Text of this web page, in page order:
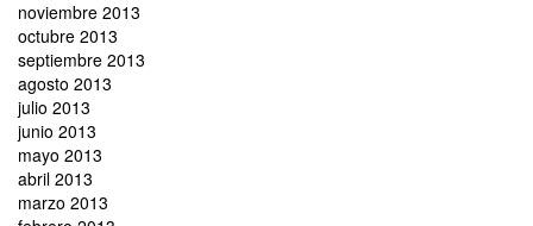
noviembre 2013
octubre 2013
septiembre 2013
agosto 2013
julio 2013
junio 2013
mayo 2013
abril 2013
marzo 2013